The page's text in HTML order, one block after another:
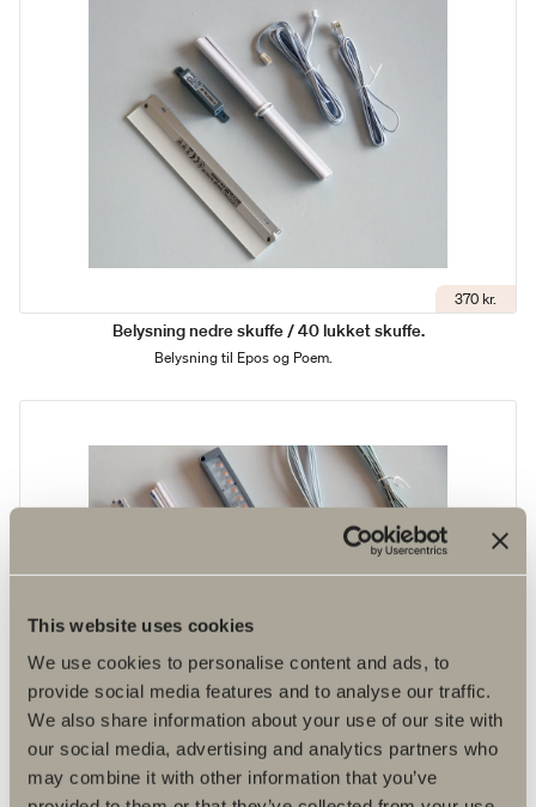
This website uses cookies
We use cookies to personalise content and ads, to
provide social media features and to analyse our traffic.
We also share information about your use of our site with
our social media, advertising and analytics partners who
may combine it with other information that you’ve
370 kr.
Belysning nedre skuffe / 40 lukket skuffe.
Belysning til Epos og Poem.
590 kr.
Øvre skuffebelysning